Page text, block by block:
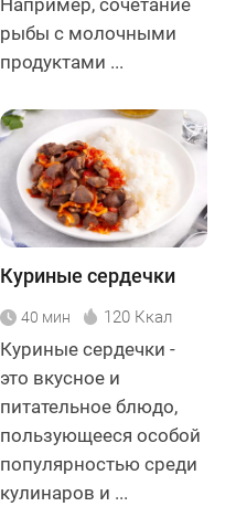
рыбы с молочными
продуктами ...
Куриные сердечки
40 мин 120 Ккал
Куриные сердечки -
это вкусное и
питательное блюдо,
пользующееся особой
популярностью среди
кулинаров и ...